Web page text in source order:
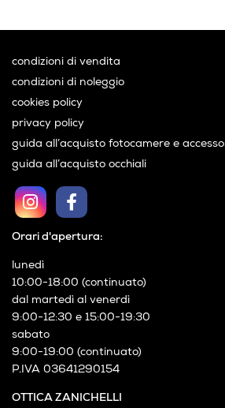
OTTICA ZANICHELLI
Orari d'apertura:
lunedì
10:00-18:00 (continuato)
dal martedì al venerdì
9:00-12:30 e 15:00-19:30
sabato
9:00-19:00 (continuato)
P.IVA 03641290154
condizioni di vendita
condizioni di noleggio
cookies policy
privacy policy
guida all’acquisto fotocamere e
guida all’acquisto occhiali